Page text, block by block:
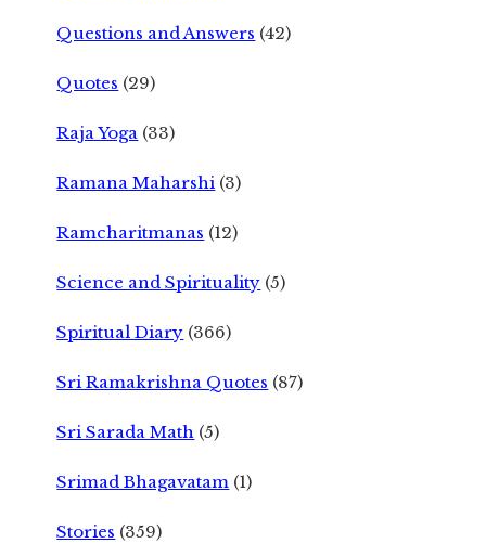
Questions and Answers (42)
Quotes (29)
Raja Yoga (33)
Ramana Maharshi (3)
Ramcharitmanas (12)
Science and Spirituality (5)
Spiritual Diary (366)
Sri Ramakrishna Quotes (87)
Sri Sarada Math (5)
Srimad Bhagavatam (1)
Stories (359)